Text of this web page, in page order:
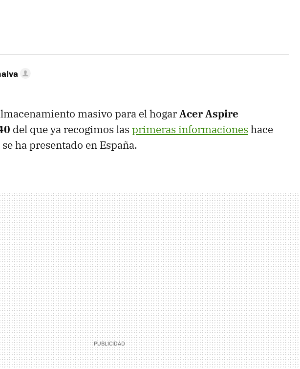
masivo para el hogarAcer Aspire
del que ya recogimos las primeras informaciones hace
ha presentado en España.